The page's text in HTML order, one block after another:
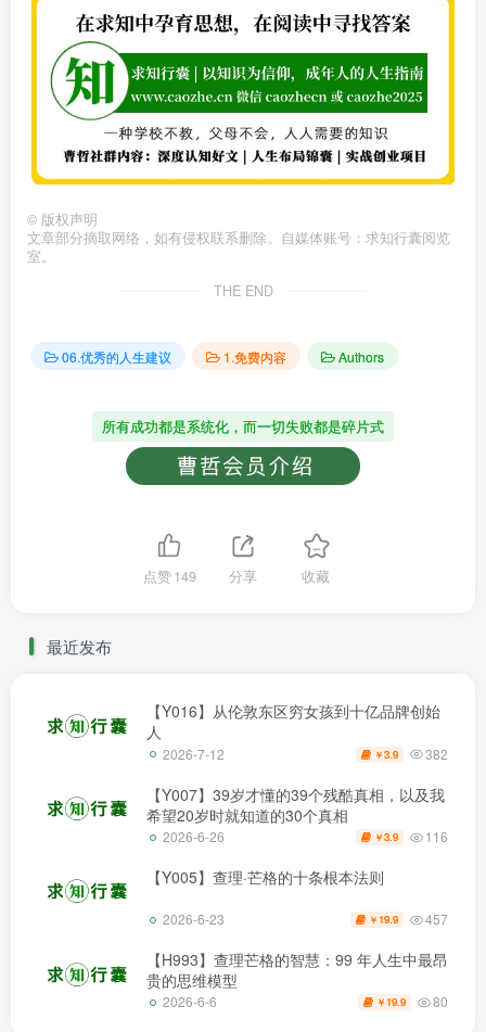
© 版权声明
文章部分摘取网络，如有侵权联系删除。自媒体账号：求知行囊阅览
室。
THE END
06.优秀的人生建议 1.免费内容 Authors
所有成功都是系统化，而一切失败都是碎片式
点赞149 分享 收藏
最近发布
【Y016】从伦敦东区穷女孩到十亿品牌创始
人
2026-7-12 ￥3.9 382
【Y007】39岁才懂的39个残酷真相，以及我
希望20岁时就知道的30个真相
2026-6-26 ￥3.9 116
【Y005】查理·芒格的十条根本法则
2026-6-23 ￥ 19.9 457
【H993】查理芒格的智慧：99 年人生中最昂
贵的思维模型
2026-6-6 ￥ 19.9 80